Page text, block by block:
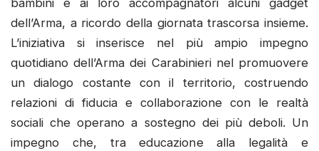
bambini e ai loro accompagnatori alcuni gadget
dell’Arma, a ricordo della giornata trascorsa insieme.
L’iniziativa si inserisce nel più ampio impegno
quotidiano dell’Arma dei Carabinieri nel promuovere
un dialogo costante con il territorio, costruendo
relazioni di fiducia e collaborazione con le realtà
sociali che operano a sostegno dei più deboli. Un
impegno che, tra educazione alla legalità e